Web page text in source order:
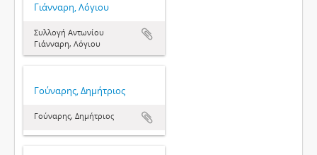
Γιάνναρη, Λόγιου
Συλλογή Αντωνίου
Γιάνναρη, Λόγιου
Γούναρης, Δημήτριος
Γούναρης, Δημήτριος